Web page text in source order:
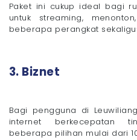
Paket ini cukup ideal bagi
untuk streaming,
beberapa perangkat
3. Biznet
Bagi pengguna di
internet berkecepatan
beberapa pilihan mulai dari